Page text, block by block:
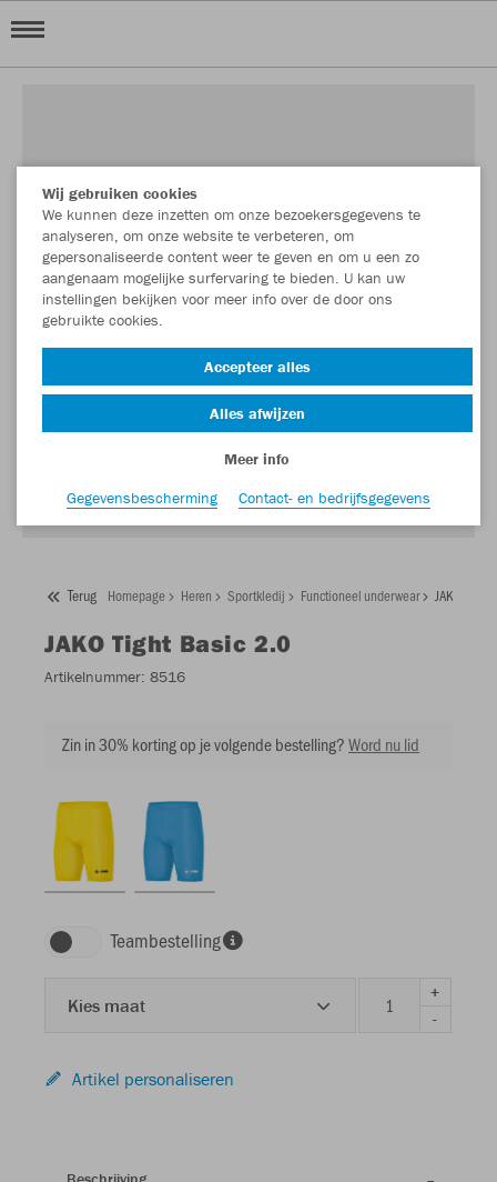
Terug Homepage Heren Sportkledij Functioneel underwear JAKO Tight
JAKO Tight Basic 2.0
Artikelnummer: 8516
Zin in 30% korting op je volgende bestelling?Word nu lid
Teambestelling
Kies maat
+
-
Artikel personaliseren
Wij gebruiken cookies
We kunnen deze inzetten om onze bezoekersgegevens te
analyseren, om onze website te verbeteren, om
gepersonaliseerde content weer te geven en om u een zo
aangenaam mogelijke surfervaring te bieden. U kan uw
instellingen bekijken voor meer info over de door ons
gebruikte cookies.
Accepteer alles
Alles afwijzen
Meer info
Gegevensbescherming
Contact- en bedrijfsgegevens